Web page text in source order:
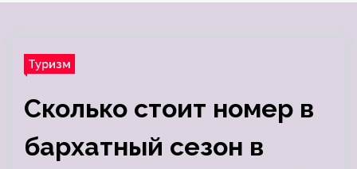
Туризм
Сколько стоит номер в
бархатный сезон в